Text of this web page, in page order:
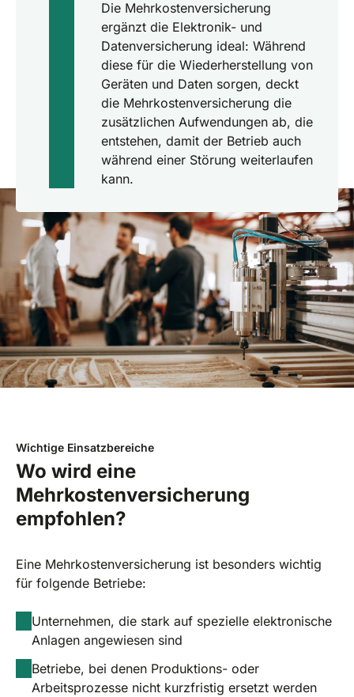
Die Mehrkostenversicherung
ergänzt die Elektronik- und
Datenversicherung ideal: Während
diese für die Wiederherstellung von
Geräten und Daten sorgen, deckt
die Mehrkostenversicherung die
zusätzlichen Aufwendungen ab, die
entstehen, damit der Betrieb auch
während einer Störung weiterlaufen
kann.
Wichtige Einsatzbereiche
Wo wird eine
Mehrkostenversicherung
empfohlen?
Eine Mehrkostenversicherung ist besonders wichtig
für folgende Betriebe:
Unternehmen, die stark auf spezielle elektronische
Anlagen angewiesen sind
Betriebe, bei denen Produktions- oder
Arbeitsprozesse nicht kurzfristig ersetzt werden